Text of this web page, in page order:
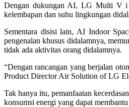
Dengan dukungan AI, LG Multi V i
kelembapan dan suhu lingkungan
Sementara disisi lain, AI Indoor
pengenalan khusus didalamnya,
tidak ada aktivitas orang didalamnya.
“Dengan rancangan yang berjalan
Product Director Air Solution of LG
Tak hanya itu, pemanfaatan
konsumsi energi yang dapat